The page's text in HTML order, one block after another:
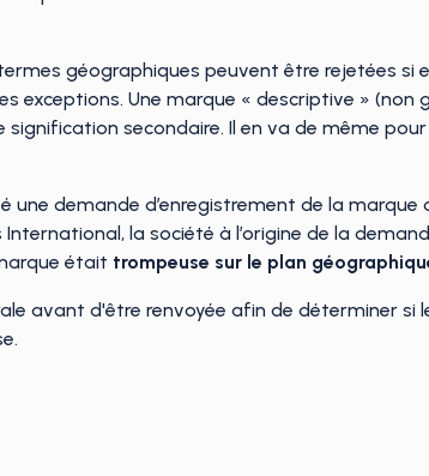
géographiques peuvent être rejetées si
exceptions. Une marque « descriptive » (non
secondaire. Il en va de même
une demande d’enregistrement de la marque
la société à l’origine de la
était trompeuse sur le plan
avant d'être renvoyée afin de déterminer si